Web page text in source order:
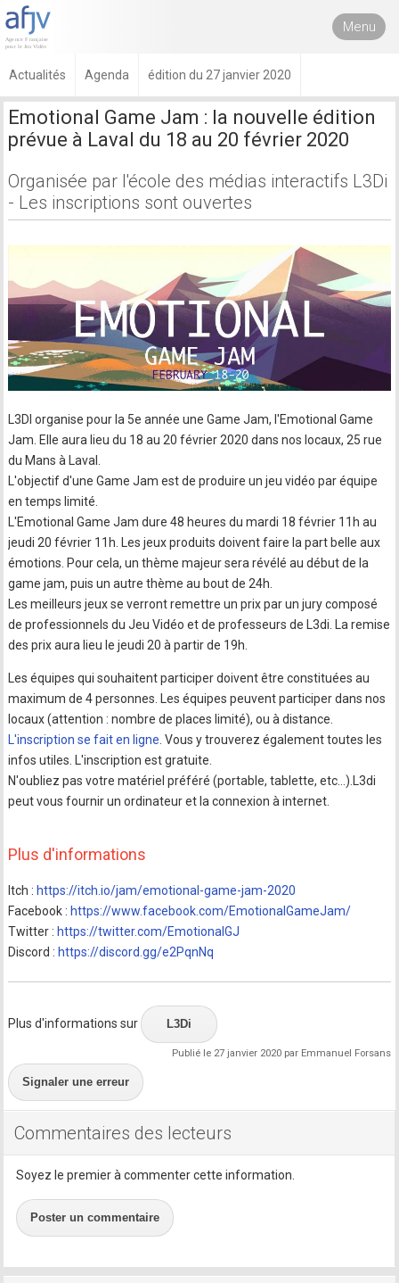
Menu
Actualités Agenda édition du 27 janvier 2020
Emotional Game Jam : la nouvelle édition
prévue à Laval du 18 au 20 février 2020
Organisée par l'école des médias interactifs L3Di
- Les inscriptions sont ouvertes
L3DI organise pour la 5e année une Game Jam, l'Emotional Game
Jam. Elle aura lieu du 18 au 20 février 2020 dans nos locaux, 25 rue
du Mans à Laval.
L'objectif d'une Game Jam est de produire un jeu vidéo par équipe
en temps limité.
L'Emotional Game Jam dure 48 heures du mardi 18 février 11h au
jeudi 20 février 11h. Les jeux produits doivent faire la part belle aux
émotions. Pour cela, un thème majeur sera révélé au début de la
game jam, puis un autre thème au bout de 24h.
Les meilleurs jeux se verront remettre un prix par un jury composé
de professionnels du Jeu Vidéo et de professeurs de L3di. La remise
des prix aura lieu le jeudi 20 à partir de 19h.
Les équipes qui souhaitent participer doivent être constituées au
maximum de 4 personnes. Les équipes peuvent participer dans nos
locaux (attention : nombre de places limité), ou à distance.
L'inscription se fait en ligne. Vous y trouverez également toutes les
infos utiles. L'inscription est gratuite.
N'oubliez pas votre matériel préféré (portable, tablette, etc...).L3di
peut vous fournir un ordinateur et la connexion à internet.
Plus d'informations
Itch : https://itch.io/jam/emotional-game-jam-2020
Facebook : https://www.facebook.com/EmotionalGameJam/
Twitter : https://twitter.com/EmotionalGJ
Discord : https://discord.gg/e2PqnNq
Plus d'informations sur L3Di
Publié le 27 janvier 2020 par Emmanuel Forsans
Signaler une erreur
Commentaires des lecteurs
Soyez le premier à commenter cette information.
Poster un commentaire